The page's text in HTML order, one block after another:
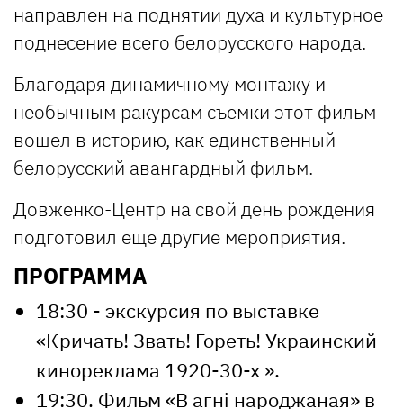
направлен на поднятии духа и культурное
поднесение всего белорусского народа.
Благодаря динамичному монтажу и
необычным ракурсам съемки этот фильм
вошел в историю, как единственный
белорусский авангардный фильм.
Довженко-Центр на свой день рождения
подготовил еще другие мероприятия.
ПРОГРАММА
18:30 - экскурсия по выставке
«Кричать! Звать! Гореть! Украинский
кинореклама 1920-30-х ».
19:30. Фильм «В агні народжаная» в